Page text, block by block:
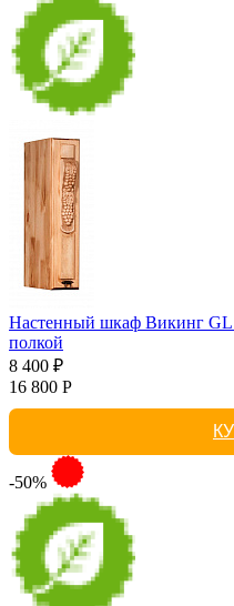
Настенный шкаф Викинг GL
полкой
8 400 ₽
16 800 Р
-50%